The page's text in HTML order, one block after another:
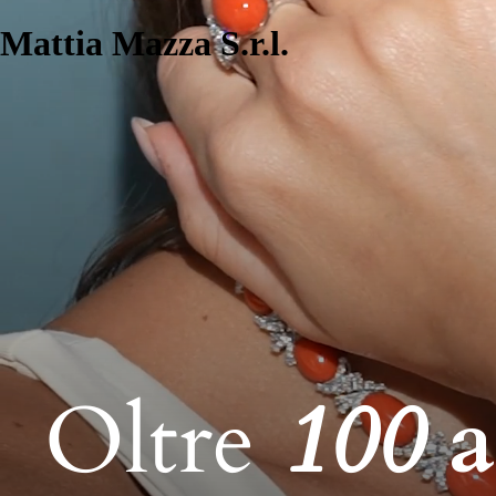
Mattia Mazza S.r.l.
Oltre100